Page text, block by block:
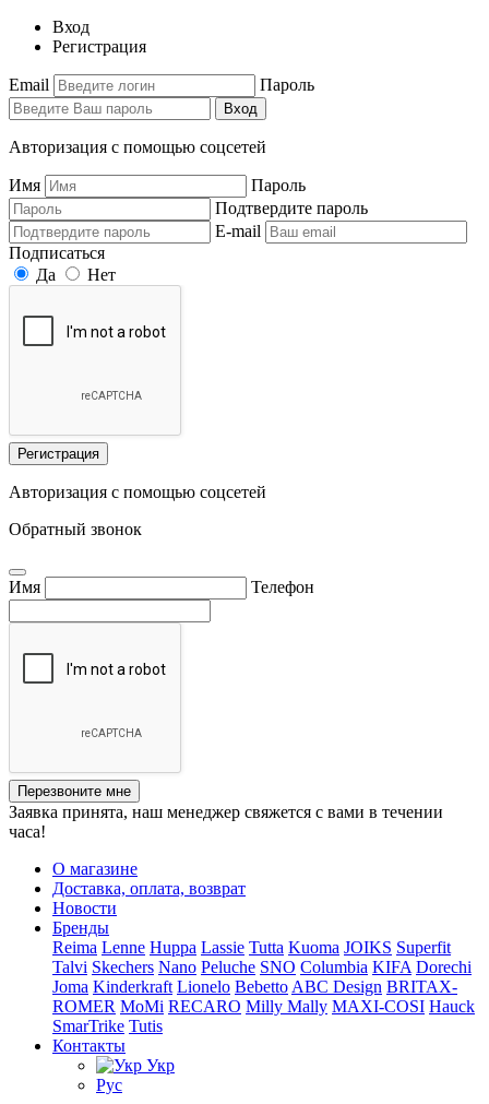
Вход
Регистрация
Email Пароль
Вход
Авторизация с помощью соцсетей
Имя
Пароль
Подтвердите пароль
E-mail
Подписаться
Да
Нет
Регистрация
Авторизация с помощью соцсетей
Обратный звонок
Имя Телефон
Перезвоните мне
Заявка принята, наш менеджер свяжется с вами в течении
часа!
О магазине
Доставка, оплата, возврат
Новости
Бренды
Reima Lenne Huppa Lassie Tutta Kuoma JOIKS Superfit
Talvi Skechers Nano Peluche SNO Columbia KIFA Dorechi
Joma Kinderkraft Lionelo Bebetto ABC Design BRITAX-
ROMER MoMi RECARO Milly Mally MAXI-COSI Hauck
SmarTrike Tutis
Контакты
Укр
Рус